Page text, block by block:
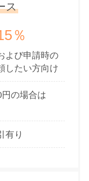
ス
％
よび申請時の
したい方向け
の場合は
有り